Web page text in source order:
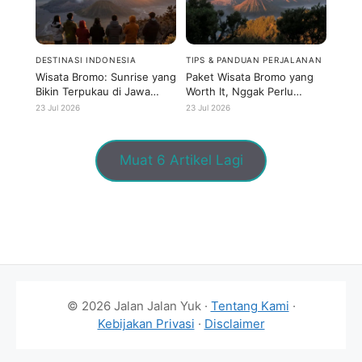
DESTINASI INDONESIA
Wisata Bromo: Sunrise yang
Bikin Terpukau di Jawa
Timur
23 Jul 2026
TIPS & PANDUAN PERJALANAN
Paket Wisata Bromo yang
Worth It, Nggak Perlu
Keluar Banyak Duit
23 Jul 2026
Muat 6 Artikel Lagi
© 2026 Jalan Jalan Yuk · Tentang Kami ·
Kebijakan Privasi · Disclaimer